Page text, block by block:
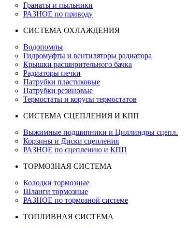
Гранаты и пыльники
РАЗНОЕ по приводу
СИСТЕМА ОХЛАЖДЕНИЯ
Водопомпы
Гидромуфты и вентиляторы радиатора
Крышки расширительного бачка
Радиаторы печки
Патрубки пластиковые
Патрубки резиновые
Термостаты и корусы термостатов
СИСТЕМА СЦЕПЛЕНИЯ И КПП
Выжимные подшипники и Циллиндры сцепл.
Корзины и Диски сцепления
РАЗНОЕ по сцеплению и КПП
ТОРМОЗНАЯ СИСТЕМА
Колодки тормозные
Шланги тормозные
РАЗНОЕ по тормозной системе
ТОПЛИВНАЯ СИСТЕМА